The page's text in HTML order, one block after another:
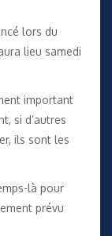
lors du
lieu samedi
important
si d’autres
ils sont les
là pour
prévu